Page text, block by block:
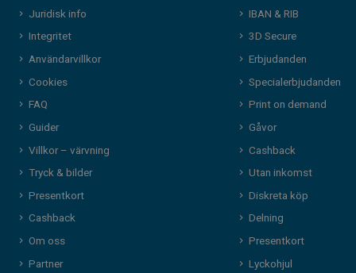
Juridisk info
Integritet
Användarvillkor
Cookies
FAQ
Guider
Villkor – värvning
Tryck & bilder
Presentkort
Cashback
Om oss
Partner
IBAN & RIB
3D Secure
Erbjudanden
Specialerbjudanden
Print on demand
Gåvor
Cashback
Utan inkomst
Diskreta köp
Delning
Presentkort
Lyckohjul